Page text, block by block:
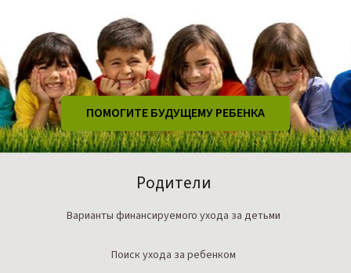
ПОМОГИТЕ БУДУЩЕМУ РЕБЕНКА
Родители
Варианты финансируемого ухода за детьми
Поиск ухода за ребенком